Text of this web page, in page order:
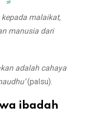
malaikat,
manusia dari
adalah cahaya
(palsu).
ibadah